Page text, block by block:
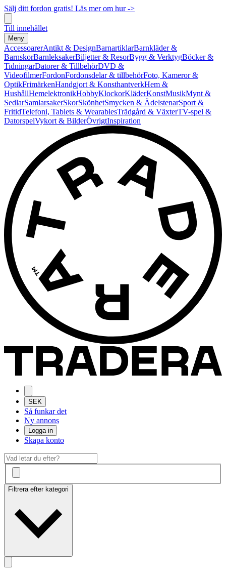
Sälj ditt fordon gratis! Läs mer om hur ->
Till innehållet
Meny
AccessoarerAntikt & DesignBarnartiklarBarnkläder &
BarnskorBarnleksakerBiljetter & ResorBygg & VerktygBöcker &
TidningarDatorer & TillbehörDVD &
VideofilmerFordonFordonsdelar & tillbehörFoto, Kameror &
OptikFrimärkenHandgjort & KonsthantverkHem &
HushållHemelektronikHobbyKlockorKläderKonstMusikMynt &
SedlarSamlarsakerSkorSkönhetSmycken & ÄdelstenarSport &
FritidTelefoni, Tablets & WearablesTrädgård & VäxterTV-spel &
DatorspelVykort & BilderÖvrigtInspiration
SEK
Så funkar det
Ny annons
Logga in
Skapa konto
Filtrera efter kategori